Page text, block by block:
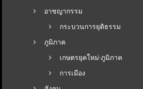
อาชญากรรม
กระบวนการยุติธรรม
ภูมิภาค
เกษตรยุคใหม่-ภูมิภาค
การเมือง